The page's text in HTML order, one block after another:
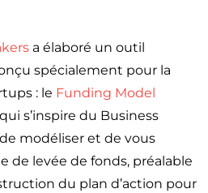
a élaboré un outil
spécialement pour la
: le Funding Model
s’inspire du Business
modéliser et de vous
de levée de fonds, préalable
du plan d’action pour